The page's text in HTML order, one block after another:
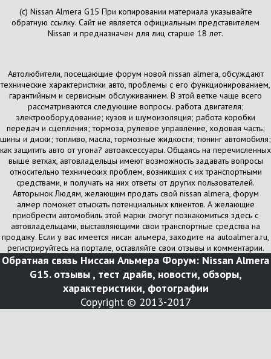
(с) Nissan Almera G15 При копировании материала указывайте
обратную ссылку. Сайт не является официальным представителем
Nissan и предназначен для лиц старше 18 лет.
Автолюбители, посещающие форум новой nissan almera, обсуждают
технические характеристики авто, проблемы с его функционированием,
гарантийным и сервисным обслуживанием. В этой ветке чаще всего
рассматриваются следующие вопросы. работа двигателя;
электрооборудование; кузов и шумоизоляция; работа коробки
передач и сцепления; тормоза, рулевое управление, ходовая часть;
шины и диски; топливо, масла, тормозные жидкости; тюнинг автомобиля;
как защитить авто от угона? автоаксессуары. Общаясь на перечисленных
выше ветках, автовладельцы имеют возможность задавать вопросы
относительно технических проблем, возникших с их транспортными
средствами, и получать на них ответы от других пользователей.
Авторынок Людям, желающим продать свой nissan almera, форум
алмер поможет отыскать потенциальных клиентов. А желающие
приобрести автомобиль этой марки смогут познакомиться здесь с
автовладельцами, выставляющими свои транспортные средства на
продажу. Если у вас имеется нисан альмера, заходите на autoalmera.ru,
регистрируйтесь на портале, оставляйте свои отзывы и комментарии.
Обратная связь Ниссан Альмера Форум: Nissan Almera
G15. отзывы , тест драйв, новости, обзоры,
характеристики, фотографии
Copyright © 2013-2017